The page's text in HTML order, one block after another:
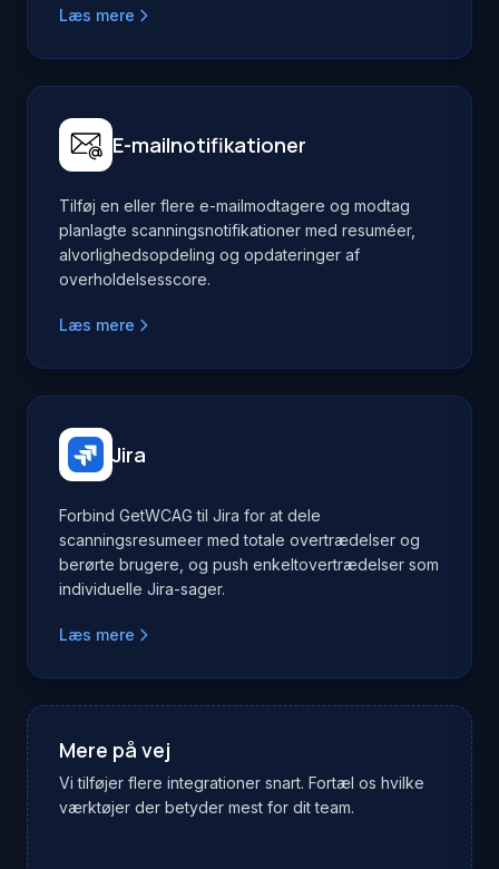
Læs mere
E-mailnotifikationer
Tilføj en eller flere e-mailmodtagere og modtag
planlagte scanningsnotifikationer med resuméer,
alvorlighedsopdeling og opdateringer af
overholdelsesscore.
Læs mere
Jira
Forbind GetWCAG til Jira for at dele
scanningsresumeer med totale overtrædelser og
berørte brugere, og push enkeltovertrædelser som
individuelle Jira-sager.
Læs mere
Mere på vej
Vi tilføjer flere integrationer snart. Fortæl os hvilke
værktøjer der betyder mest for dit team.